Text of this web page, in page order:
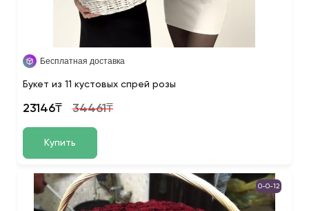
Бесплатная доставка
Букет из 11 кустовых спрей розы
23146₸ 34461₸
Купить
0-0-12